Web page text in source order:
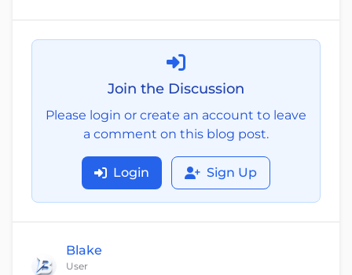
Join the Discussion
Please login or create an account to leave
a comment on this blog post.
Login Sign Up
Blake
User